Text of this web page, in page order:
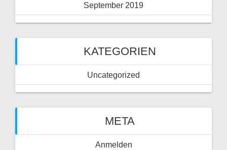
September 2019
KATEGORIEN
Uncategorized
META
Anmelden